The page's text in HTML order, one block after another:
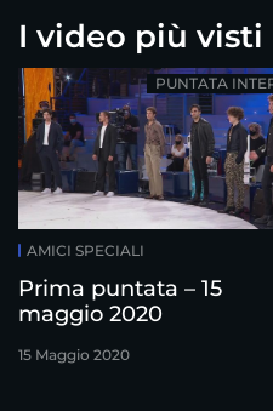
I video più visti
AMICI SPECIALI
Prima puntata – 15
maggio 2020
15 Maggio 2020
PUNTATA